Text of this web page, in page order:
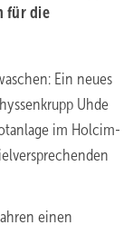
für die
Ein neues
Uhde
im Holcim-
einen